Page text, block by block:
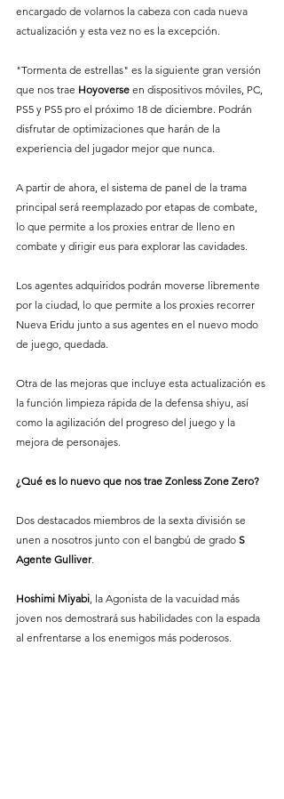
encargado de volarnos la cabeza con cada nueva
actualización y esta vez no es la excepción.
"Tormenta de estrellas" es la siguiente gran versión
que nos trae Hoyoverse en dispositivos móviles, PC,
PS5 y PS5 pro el próximo 18 de diciembre. Podrán
disfrutar de optimizaciones que harán de la
experiencia del jugador mejor que nunca.
A partir de ahora, el sistema de panel de la trama
principal será reemplazado por etapas de combate,
lo que permite a los proxies entrar de lleno en
combate y dirigir eus para explorar las cavidades.
Los agentes adquiridos podrán moverse libremente
por la ciudad, lo que permite a los proxies recorrer
Nueva Eridu junto a sus agentes en el nuevo modo
de juego, quedada.
Otra de las mejoras que incluye esta actualización es
la función limpieza rápida de la defensa shiyu, así
como la agilización del progreso del juego y la
mejora de personajes.
¿Qué es lo nuevo que nos trae Zonless Zone Zero?
Dos destacados miembros de la sexta división se
unen a nosotros junto con el bangbú de grado S
Agente Gulliver.
Hoshimi Miyabi, la Agonista de la vacuidad más
joven nos demostrará sus habilidades con la espada
al enfrentarse a los enemigos más poderosos.